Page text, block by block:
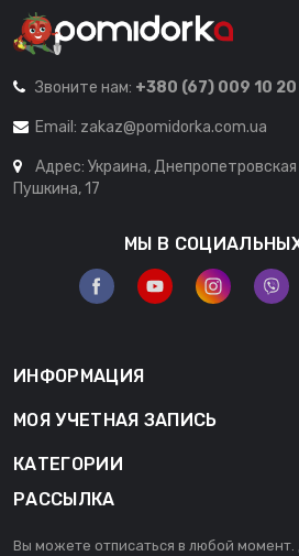
Звоните нам: +380 (67) 009 10 20
Email: zakaz@pomidorka.com.ua
Адрес: Украина,
Пушкина, 17
МЫ В
ИНФОРМАЦИЯ
МОЯ УЧЕТНАЯ ЗАПИСЬ
КАТЕГОРИИ
РАССЫЛКА
Вы можете отписаться в любой момент.